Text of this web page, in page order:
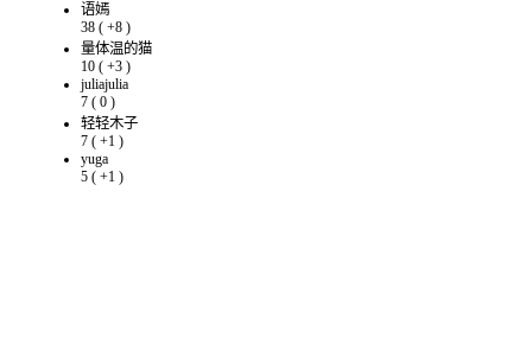
语嫣
38 ( +8 )
量体温的猫
10 ( +3 )
juliajulia
7 ( 0 )
轻轻木子
7 ( +1 )
yuga
5 ( +1 )